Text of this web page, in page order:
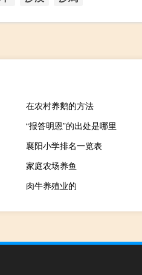
在农村养鹅的方法
“报答明恩”的出处是哪里
襄阳小学排名一览表
家庭农场养鱼
肉牛养殖业的